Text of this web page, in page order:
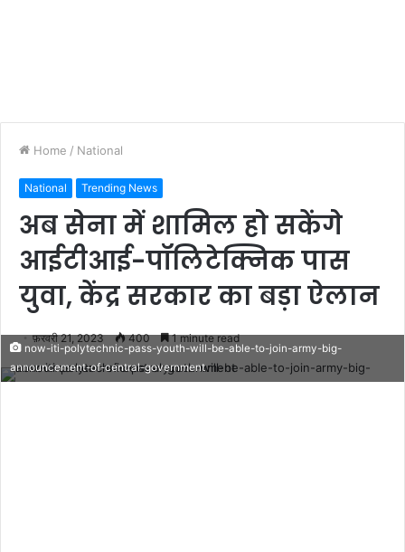
Home / National
National Trending News
अब सेना में शामिल हो सकेंगे
आईटीआई-पॉलिटेक्निक पास
युवा, केंद्र सरकार का बड़ा ऐलान
फ़रवरी 21, 2023 400 1 minute read
now-iti-polytechnic-pass-youth-will-be-able-to-join-army-big-
announcement-of-central-government